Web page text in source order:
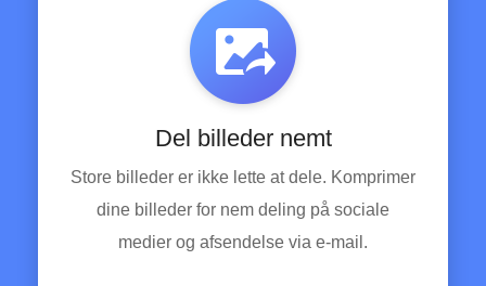
Del billeder nemt
Store billeder er ikke lette at dele. Komprimer
dine billeder for nem deling på sociale
medier og afsendelse via e-mail.